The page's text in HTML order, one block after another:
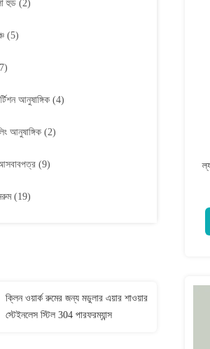
হুড (2)
(5)
আনুষাঙ্গিক (4)
আনুষাঙ্গিক (2)
(9)
(19)
ক্লিন ওয়ার্ক রুমের জন্য মডুলার এয়ার শাওয়ার
স্টেইনলেস স্টিল 304 পারফরম্যান্স